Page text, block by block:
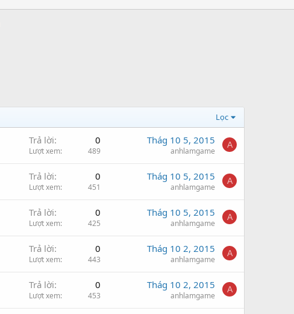
Lọc
Trả lời 0
Lượt xem 489
Thág 10 5, 2015
anhlamgame
A
Trả lời 0
Lượt xem 451
Thág 10 5, 2015
anhlamgame
A
Trả lời 0
Lượt xem 425
Thág 10 5, 2015
anhlamgame
A
Trả lời 0
Lượt xem 443
Thág 10 2, 2015
anhlamgame
A
Trả lời 0
Lượt xem 453
Thág 10 2, 2015
anhlamgame
A